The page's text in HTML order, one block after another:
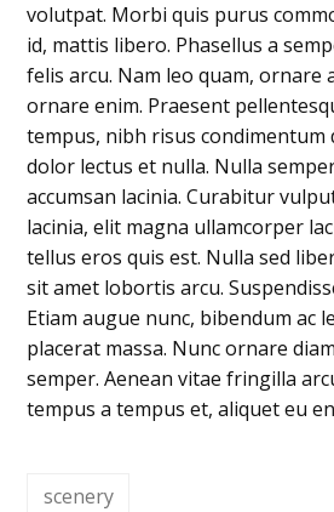
volutpat. Morbi quis purus
id, mattis libero. Phasellus a
felis arcu. Nam leo quam, ornare
ornare enim. Praesent
tempus, nibh risus
dolor lectus et nulla. Nulla
accumsan lacinia. Curabitur
lacinia, elit magna ullamcorper
tellus eros quis est. Nulla sed
sit amet lobortis arcu.
Etiam augue nunc, bibendum ac
placerat massa. Nunc ornare
semper. Aenean vitae fringilla
tempus a tempus et, aliquet eu
scenery